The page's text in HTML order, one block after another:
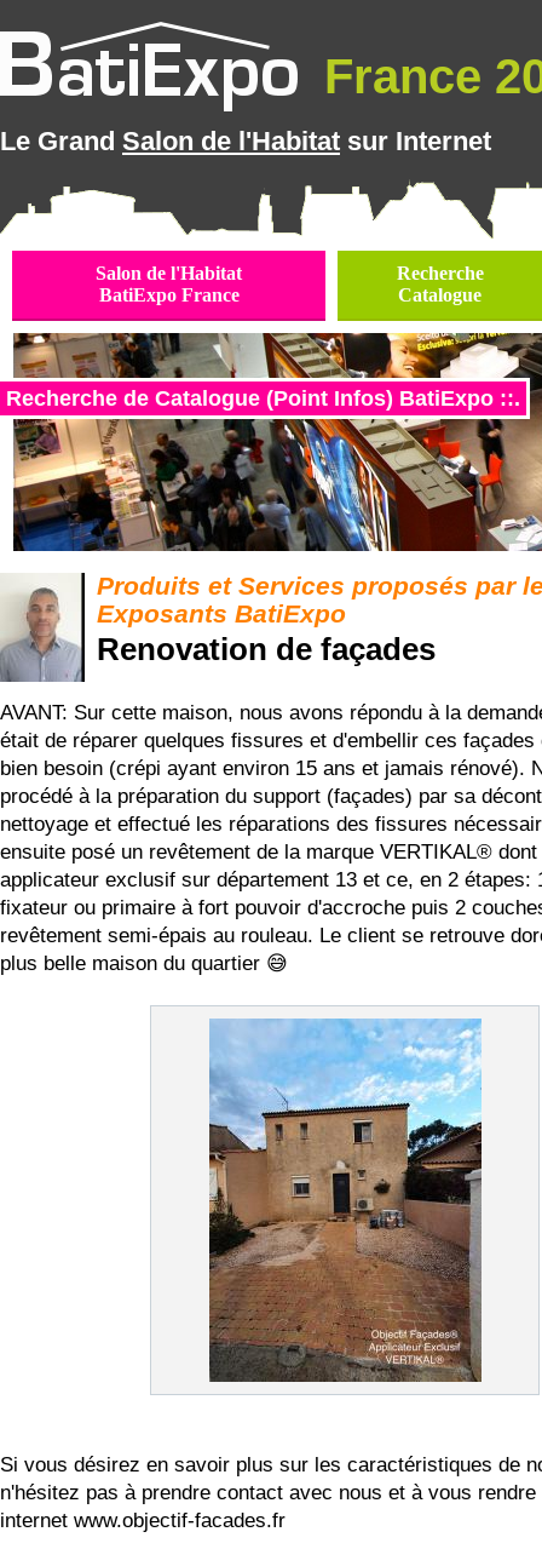
France
Le Grand Salon de l'Habitat sur Internet
Salon de l'Habitat
BatiExpo France
Recherche
Catalogue
Recherche de Catalogue (Point Infos) BatiExpo ::.
Produits et Services proposés par
Exposants BatiExpo
Renovation de façades
AVANT: Sur cette maison, nous avons répondu à la
était de réparer quelques fissures et d'embellir ces façades
bien besoin (crépi ayant environ 15 ans et jamais rénové).
procédé à la préparation du support (façades) par sa
nettoyage et effectué les réparations des fissures
ensuite posé un revêtement de la marque VERTIKAL®
applicateur exclusif sur département 13 et ce, en 2 étapes:
fixateur ou primaire à fort pouvoir d'accroche puis 2
revêtement semi-épais au rouleau. Le client se retrouve
plus belle maison du quartier 😅
Si vous désirez en savoir plus sur les caractéristiques de
n'hésitez pas à prendre contact avec nous et à vous
internet www.objectif-facades.fr